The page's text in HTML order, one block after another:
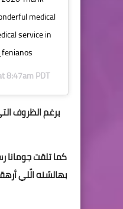
medical
service in
8:47am PDT
برغم الظروف
كما تلقت جومانا
بهالسّنه الّلي